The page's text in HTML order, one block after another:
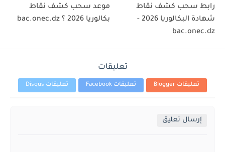
رابط سحب كشف نقاط
شهادة البكالوريا 2026 -
bac.onec.dz
موعد سحب كشف نقاط
بكالوريا 2026 ؟ bac.onec.dz
تعليقات
تعليقات Blogger تعليقات Facebook تعليقات Disqus
إرسال تعليق